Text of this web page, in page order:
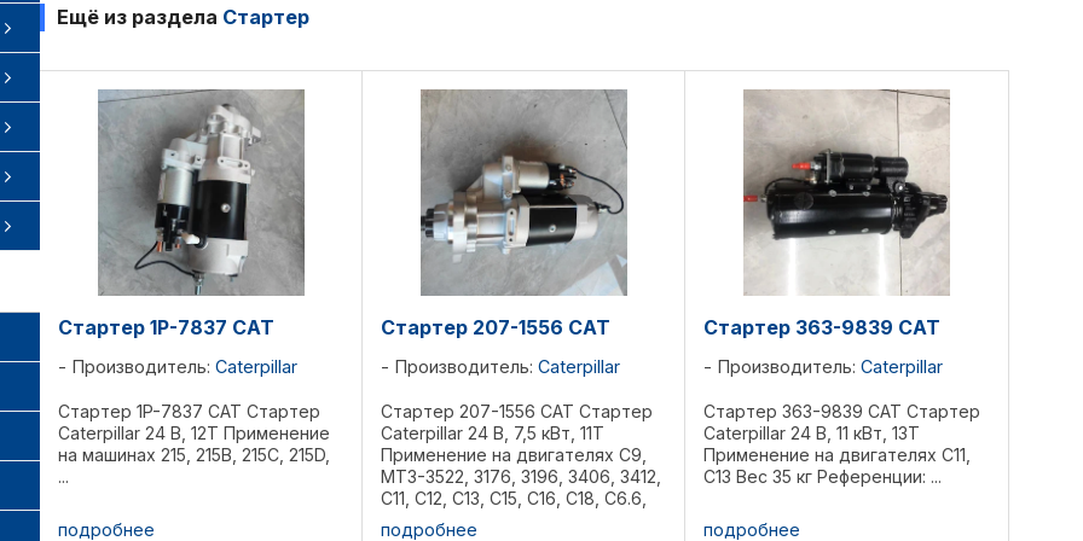
Ещё из раздела Стартер
Стартер 1P-7837 CAT
Производитель: Caterpillar
Стартер 1P-7837 CAT Стартер
Caterpillar 24 В, 12T Применение
на машинах 215, 215B, 215C, 215D,
...
подробнее
Стартер 207-1556 CAT
Производитель: Caterpillar
Стартер 207-1556 CAT Стартер
Caterpillar 24 В, 7,5 кВт, 11T
Применение на двигателях C9,
МТЗ-3522, 3176, 3196, 3406, 3412,
C11, C12, C13, C15, C16, C18, C6.6,
БЕЛАЗ 7555 Вес 26,5 кг
подробнее
Стартер 363-9839 CAT
Производитель: Caterpillar
Стартер 363-9839 CAT Стартер
Caterpillar 24 В, 11 кВт, 13T
Применение на двигателях C11,
C13 Bec 35 кг Референции: ...
подробнее